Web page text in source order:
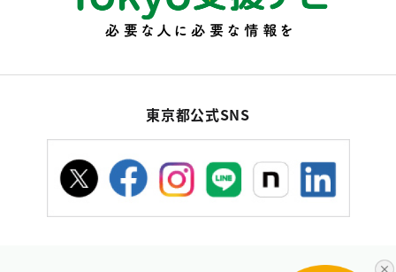
東京都公式SNS